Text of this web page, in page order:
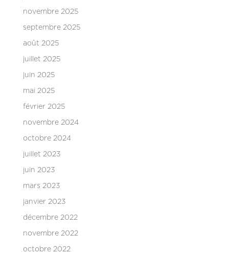
novembre 2025
septembre 2025
août 2025
juillet 2025
juin 2025
mai 2025
février 2025
novembre 2024
octobre 2024
juillet 2023
juin 2023
mars 2023
janvier 2023
décembre 2022
novembre 2022
octobre 2022